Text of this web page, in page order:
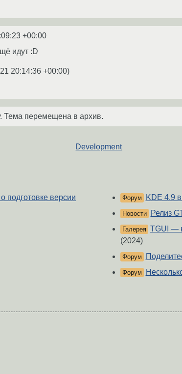
+00:00
идут :D
20:14:36 +00:00)
Тема перемещена в архив.
Development
подготовке версии
Форум KDE 4.9
Новости Релиз
Галерея TGUI —
(2024)
Форум
Форум